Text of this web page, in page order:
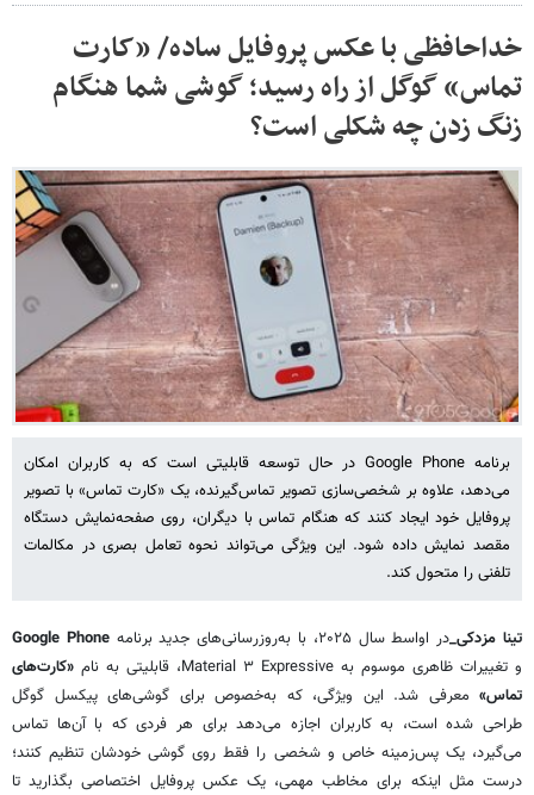
خداحافظی با عکس پروفایل ساده/ «کارت
تماس» گوگل از راه رسید؛ گوشی شما هنگام
زنگ زدن چه شکلی است؟
برنامه Google Phone در حال توسعه قابلیتی است که به کاربران امکان
می‌دهد، علاوه بر شخصی‌سازی تصویر تماس‌گیرنده، یک «کارت تماس» با تصویر
پروفایل خود ایجاد کنند که هنگام تماس با دیگران، روی صفحه‌نمایش دستگاه
مقصد نمایش داده شود. این ویژگی می‌تواند نحوه تعامل بصری در مکالمات
تلفنی را متحول کند.
تینا مزدکی_در اواسط سال ۲۰۲۵، با به‌روزرسانی‌های جدید برنامه
Google Phone
و تغییرات ظاهری موسوم به Material ۳ Expressive، قابلیتی به نام
«کارت‌های
تماس» معرفی شد. این ویژگی، که به‌خصوص برای گوشی‌های پیکسل گوگل
طراحی شده است، به کاربران اجازه می‌دهد برای هر فردی که با آن‌ها تماس
می‌گیرد، یک پس‌زمینه خاص و شخصی را فقط روی گوشی خودشان تنظیم کنند؛
درست مثل اینکه برای مخاطب مهمی، یک عکس پروفایل اختصاصی بگذارید تا